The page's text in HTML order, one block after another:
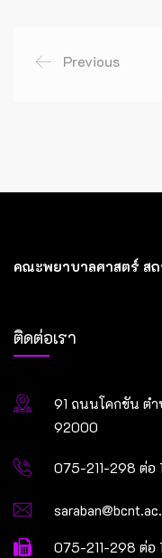
Previous
คณะพยาบาลศาสตร์ ส
ติดต่อเรา
91 ถนนโคกขัน ตำ
92000
075-211-298 ต่อ
075-211-298 ต่อ